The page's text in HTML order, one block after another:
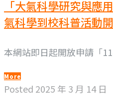
「大氣科學研究與應
氣科學到校科普活動
本網站即日起開放申請「
More
Posted 2025 年 3 月 14 日